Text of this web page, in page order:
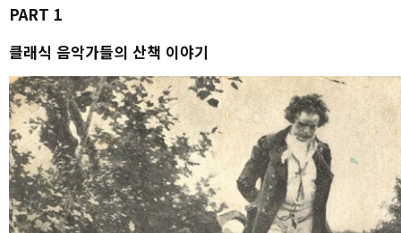
PART 1
클래식 음악가들의 산책 이야기